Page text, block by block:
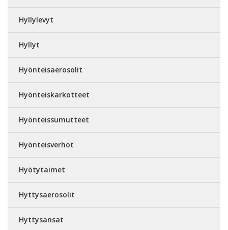
Hyllylevyt
Hyllyt
Hyönteisaerosolit
Hyönteiskarkotteet
Hyönteissumutteet
Hyönteisverhot
Hyötytaimet
Hyttysaerosolit
Hyttysansat